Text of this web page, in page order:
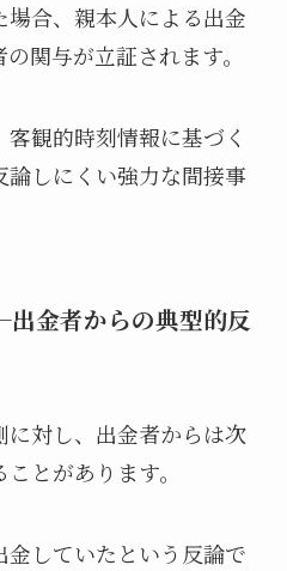
合、親本人による出金
関与が立証されます。
観的時刻情報に基づく
しにくい強力な間接事
金者からの典型的反
対し、出金者からは次
とがあります。
していたという反論で